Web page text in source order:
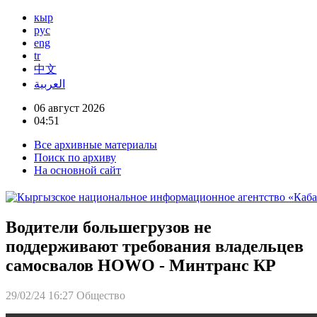
кыр
рус
eng
tr
中文
العربية
06 август 2026
04:51
Все архивные материалы
Поиск по архиву
На основной сайт
Водители большегрузов не
поддерживают требования владельцев
самосвалов HOWO - Минтранс КР
29/02/24 16:27 Общество